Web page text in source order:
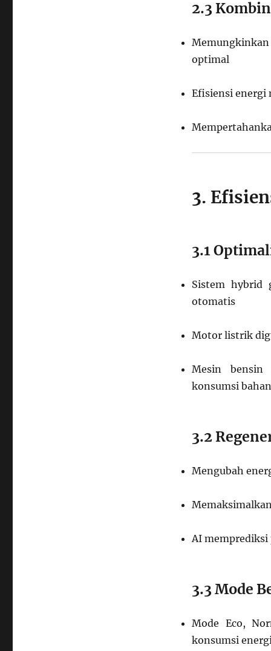
2.3
Memungkinkan
optimal
Efisiensi energi
3.
3.1
Sistem hybrid
otomatis
Motor listrik
Mesin bensin
konsumsi
3.2
Mengubah
AI
3.3 Mode
Mode Eco,
konsumsi